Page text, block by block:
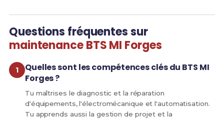
Questions fréquentes sur
maintenance BTS MI Forges
Quelles sont les compétences clés du BTS MI
Forges ?
Tu maîtrises le diagnostic et la réparation
d'équipements, l'électromécanique et l'automatisation.
Tu apprends aussi la gestion de projet et la